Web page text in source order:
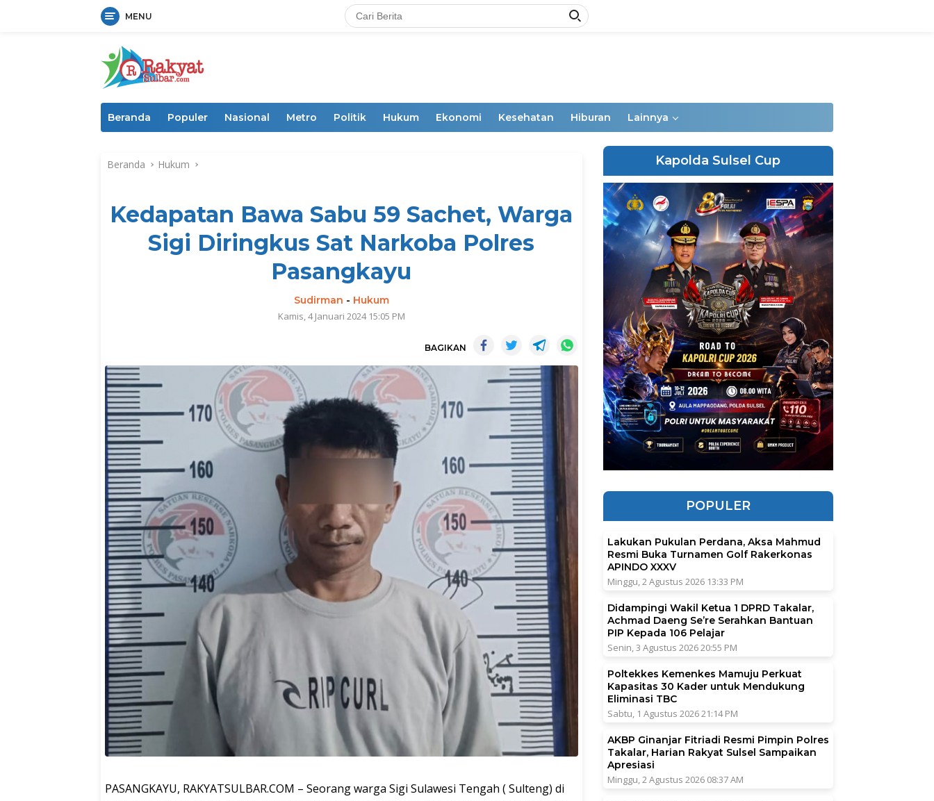
MENU
Beranda Populer Nasional Metro Politik Hukum Ekonomi Kesehatan Hiburan Lainnya
Beranda Hukum
Kedapatan Bawa Sabu 59 Sachet, Warga
Sigi Diringkus Sat Narkoba Polres
Pasangkayu
Sudirman - Hukum
Kamis, 4 Januari 2024 15:05 PM
BAGIKAN
PASANGKAYU, RAKYATSULBAR.COM – Seorang warga Sigi Sulawesi Tengah ( Sulteng) di
Kapolda Sulsel Cup
POPULER
Lakukan Pukulan Perdana, Aksa Mahmud
Resmi Buka Turnamen Golf Rakerkonas
APINDO XXXV
Minggu, 2 Agustus 2026 13:33 PM
Didampingi Wakil Ketua 1 DPRD Takalar,
Achmad Daeng Se’re Serahkan Bantuan
PIP Kepada 106 Pelajar
Senin, 3 Agustus 2026 20:55 PM
Poltekkes Kemenkes Mamuju Perkuat
Kapasitas 30 Kader untuk Mendukung
Eliminasi TBC
Sabtu, 1 Agustus 2026 21:14 PM
AKBP Ginanjar Fitriadi Resmi Pimpin Polres
Takalar, Harian Rakyat Sulsel Sampaikan
Apresiasi
Minggu, 2 Agustus 2026 08:37 AM